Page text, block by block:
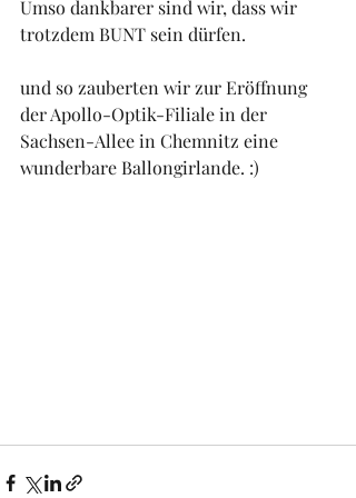
Umso dankbarer sind wir, dass wir
trotzdem BUNT sein dürfen.
und so zauberten wir zur Eröffnung
der Apollo-Optik-Filiale in der
Sachsen-Allee in Chemnitz eine
wunderbare Ballongirlande. :)